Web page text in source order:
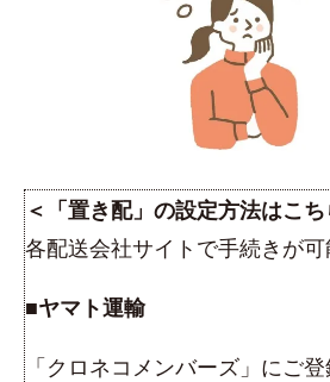
＜「置き配」の設定方法はこち
各配送会社サイトで手続きが可
■ヤマト運輸
「クロネコメンバーズ」にご